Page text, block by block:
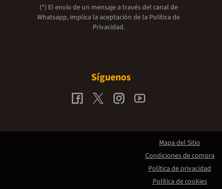
(*) El envío de un mensaje a través del canal de
Whatsapp, implica la aceptación de la Política de
Privacidad.
Síguenos
Mapa del Sitio
Condiciones de compra
Política de privacidad
Política de cookies